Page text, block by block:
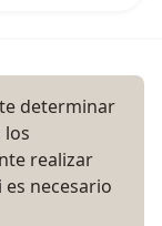
determinar
los
realizar
necesario